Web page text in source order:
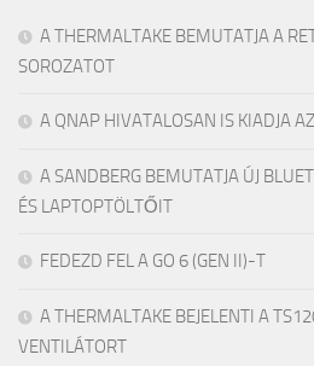
A THERMALTAKE BEMUTATJA A
SOROZATOT
A QNAP HIVATALOSAN IS KIADJA
A SANDBERG BEMUTATJA ÚJ
ÉS LAPTOPTÖLTŐIT
FEDEZD FEL A GO 6 (GEN II)-T
A THERMALTAKE BEJELENTI A
VENTILÁTORT